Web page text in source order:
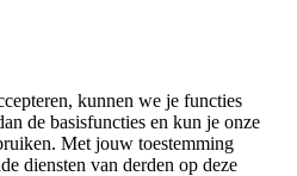
kunnen we je functies
de basisfuncties en kun je onze
Met jouw toestemming
diensten van derden op deze